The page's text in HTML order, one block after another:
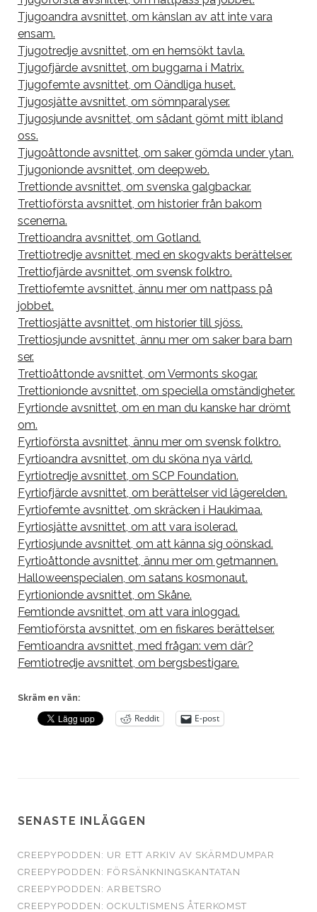
Tjugoandra avsnittet, om känslan av att inte vara
ensam.
Tjugotredje avsnittet, om en hemsökt tavla.
Tjugofjärde avsnittet, om buggarna i Matrix.
Tjugofemte avsnittet, om Oändliga huset.
Tjugosjätte avsnittet, om sömnparalyser.
Tjugosjunde avsnittet, om sådant gömt mitt ibland
oss.
Tjugoåttonde avsnittet, om saker gömda under ytan.
Tjugonionde avsnittet, om deepweb.
Trettionde avsnittet, om svenska galgbackar.
Trettioförsta avsnittet, om historier från bakom
scenerna.
Trettioandra avsnittet, om Gotland.
Trettiotredje avsnittet, med en skogvakts berättelser.
Trettiofjärde avsnittet, om svensk folktro.
Trettiofemte avsnittet, ännu mer om nattpass på
jobbet.
Trettiosjätte avsnittet, om historier till sjöss.
Trettiosjunde avsnittet, ännu mer om saker bara barn
ser.
Trettioåttonde avsnittet, om Vermonts skogar.
Trettionionde avsnittet, om speciella omständigheter.
Fyrtionde avsnittet, om en man du kanske har drömt
om.
Fyrtioförsta avsnittet, ännu mer om svensk folktro.
Fyrtioandra avsnittet, om du sköna nya värld.
Fyrtiotredje avsnittet, om SCP Foundation.
Fyrtiofjärde avsnittet, om berättelser vid lägerelden.
Fyrtiofemte avsnittet, om skräcken i Haukimaa.
Fyrtiosjätte avsnittet, om att vara isolerad.
Fyrtiosjunde avsnittet, om att känna sig oönskad.
Fyrtioåttonde avsnittet, ännu mer om getmannen.
Halloweenspecialen, om satans kosmonaut.
Fyrtionionde avsnittet, om Skåne.
Femtionde avsnittet, om att vara inloggad.
Femtioförsta avsnittet, om en fiskares berättelser.
Femtioandra avsnittet, med frågan: vem där?
Femtiotredje avsnittet, om bergsbestigare.
Skräm en vän:
Reddit E-post
SENASTE INLÄGGEN
CREEPYPODDEN: UR ETT ARKIV AV SKÄRMDUMPAR
CREEPYPODDEN: FÖRSÄNKNINGSKANTATAN
CREEPYPODDEN: ARBETSRO
CREEPYPODDEN: OCKULTISMENS ÅTERKOMST